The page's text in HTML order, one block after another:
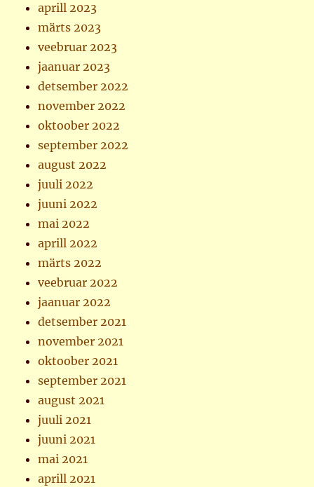
aprill 2023
märts 2023
veebruar 2023
jaanuar 2023
detsember 2022
november 2022
oktoober 2022
september 2022
august 2022
juuli 2022
juuni 2022
mai 2022
aprill 2022
märts 2022
veebruar 2022
jaanuar 2022
detsember 2021
november 2021
oktoober 2021
september 2021
august 2021
juuli 2021
juuni 2021
mai 2021
aprill 2021